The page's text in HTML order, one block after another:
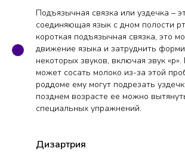
Подъязычная связка или уздечка –
соединяющая язык с дном полости
короткая подъязычная связка, это
движение языка и затруднить
некоторых звуков, включая звук
может сосать молоко из-за этой
роддоме ему могут подрезать
позднем возрасте ее можно
специальных упражнений.
Дизартрия